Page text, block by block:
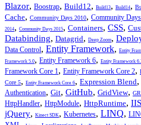
Blazor, Boostrap, Build12, Build13, Build14,
Cache, Community Days 2010, Community
2014, Community Days 2015, Containers, CSS,
Databinding, Datagrid, Deep Zoom,
Data Control, Entity Framework, Entity
Framework 5.0, Entity Framework 6, Entity Framework
Framework Core 1 , Entity Framework Core 2,
Core 5, Entity Framework Core 6, Expression Blend,
Authentication, Git, GitHub, GridView,
HttpHandler, HttpModule, HttpRuntime, IIS
jQuery, Kinect SDK, Kubernetes, LINQ,